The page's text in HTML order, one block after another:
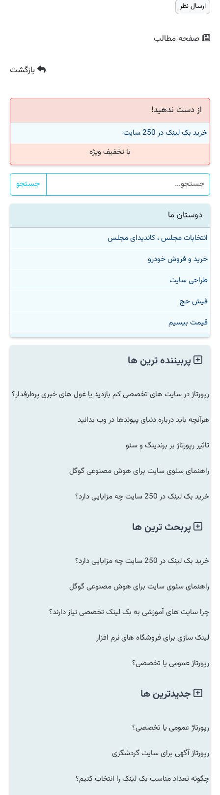
صفحه مطالب
بازگشت
از دست ندهید!
خرید بک لینک در 250 سایت
با تخفیف ویژه
جستجو
دوستان ما
انتخابات مجلس ، کاندیدای مجلس
خرید و فروش خودرو
طراحی سایت
فیش حج
قیمت بیسیم
پربیننده ترین ها
رپورتاژ در سایت های تخصصی کم بازدید یا غول های خبری پرطرفدار؟
هرآنچه باید درباره دنیای پیوندها در وب بدانید
تاثیر رپورتاژ بر برندینگ و سئو
راهنمای سئوی سایت برای هوش مصنوعی گوگل
خرید بک لینک در 250 سایت چه مزایایی دارد؟
پربحث ترین ها
خرید بک لینک در 250 سایت چه مزایایی دارد؟
راهنمای سئوی سایت برای هوش مصنوعی گوگل
چرا سایت های آموزشی به بک لینک تخصصی نیاز دارند؟
لینک سازی برای فروشگاه های نرم افزار
رپورتاژ عمومی یا تخصصی؟
جدیدترین ها
رپورتاژ عمومی یا تخصصی؟
رپورتاژ آگهی برای سایت گردشگری
چگونه تعداد مناسب بک لینک را انتخاب کنیم؟